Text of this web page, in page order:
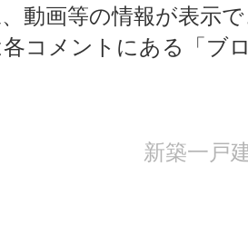
動画等の情報が表示
コメントにある「ブ
新築一戸